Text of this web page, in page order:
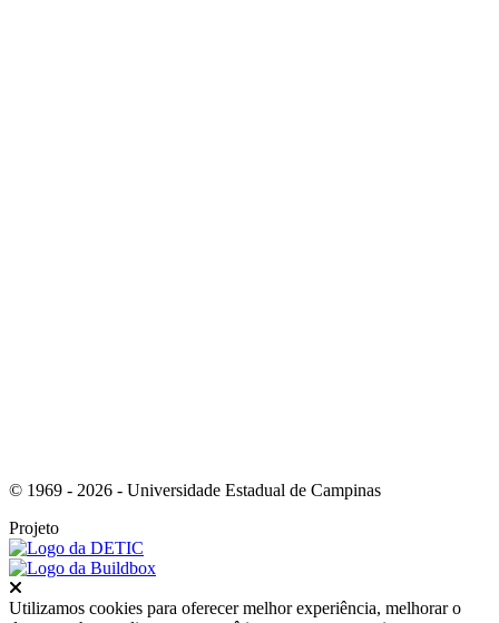
© 1969 - 2026 - Universidade Estadual de Campinas
Projeto
Utilizamos cookies para oferecer melhor experiência, melhorar o